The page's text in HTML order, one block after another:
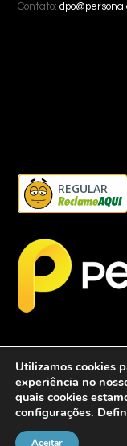
Contato:
REGULAR
2026 - Personalcob
Utilizamos cookies
experiência no
quais cookies
configurações.
Aceitar